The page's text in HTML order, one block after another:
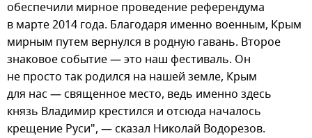
обеспечили мирное проведение референдума
в марте 2014 года. Благодаря именно военным, Крым
мирным путем вернулся в родную гавань. Второе
знаковое событие — это наш фестиваль. Он
не просто так родился на нашей земле, Крым
для нас — священное место, ведь именно здесь
князь Владимир крестился и отсюда началось
крещение Руси", — сказал Николай Водорезов.